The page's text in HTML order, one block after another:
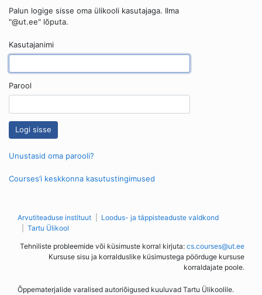
Palun logige sisse oma ülikooli kasutajaga. Ilma
"@ut.ee" lõputa.
Kasutajanimi
Parool
Unustasid oma parooli?
Courses’i keskkonna kasutustingimused
Arvutiteaduse instituut
Loodus- ja täppisteaduste valdkond
Tartu Ülikool
Tehniliste probleemide või küsimuste korral kirjuta: cs.courses@ut.ee
Kursuse sisu ja korralduslike küsimustega pöörduge kursuse
korraldajate poole.
Õppematerjalide varalised autoriõigused kuuluvad Tartu Ülikoolile.